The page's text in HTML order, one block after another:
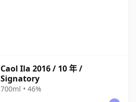
Caol Ila 2016 / 10 年 /
Signatory
700ml • 46%